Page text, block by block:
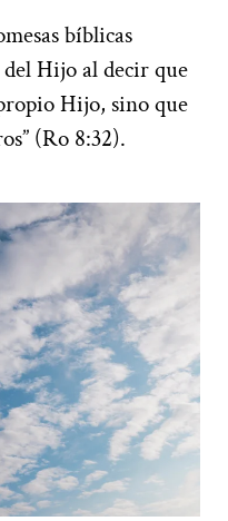
bíblicas
Hijo al decir que
Hijo, sino que
(Ro 8:32).